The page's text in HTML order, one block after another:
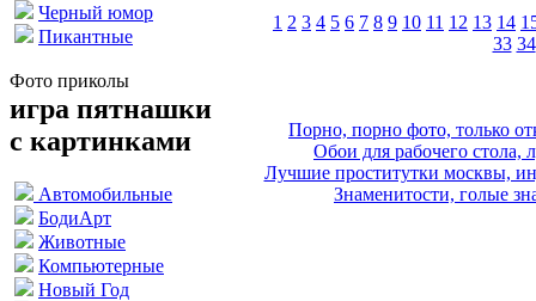
Черный юмор
Пикантные
Фото приколы
игра пятнашки
с картинками
Автомобильные
БодиАрт
Животные
Компьютерные
Новый Год
1 2 3 4 5 6 7 8 9 10 11 12 13 14
33 34
Порно, порно фото, только
Обои для рабочего стола,
Лучшие проститутки москвы,
Знаменитости, голые